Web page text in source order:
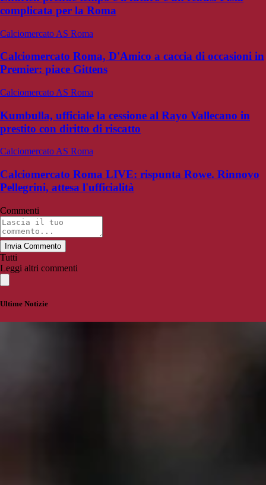
complicata per la Roma
Calciomercato AS Roma
Calciomercato Roma, D'Amico a caccia di occasioni in
Premier: piace Gittens
Calciomercato AS Roma
Kumbulla, ufficiale la cessione al Rayo Vallecano in
prestito con diritto di riscatto
Calciomercato AS Roma
Calciomercato Roma LIVE: rispunta Rowe. Rinnovo
Pellegrini, attesa l'ufficialità
Commenti
Invia Commento
Tutti
Leggi altri commenti
Ultime Notizie